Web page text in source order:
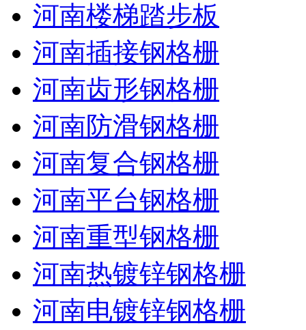
河南楼梯踏步板
河南插接钢格栅
河南齿形钢格栅
河南防滑钢格栅
河南复合钢格栅
河南平台钢格栅
河南重型钢格栅
河南热镀锌钢格栅
河南电镀锌钢格栅